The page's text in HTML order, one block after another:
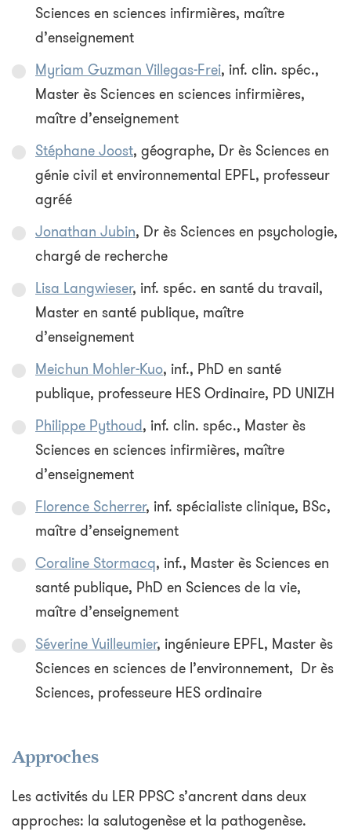
Sciences en sciences infirmières, maître
d’enseignement
Myriam Guzman Villegas-Frei, inf. clin. spéc.,
Master ès Sciences en sciences infirmières,
maître d’enseignement
Stéphane Joost, géographe, Dr ès Sciences en
génie civil et environnemental EPFL, professeur
agréé
Jonathan Jubin, Dr ès Sciences en psychologie,
chargé de recherche
Lisa Langwieser, inf. spéc. en santé du travail,
Master en santé publique, maître
d’enseignement
Meichun Mohler-Kuo, inf., PhD en santé
publique, professeure HES Ordinaire, PD UNIZH
Philippe Pythoud, inf. clin. spéc., Master ès
Sciences en sciences infirmières, maître
d’enseignement
Florence Scherrer, inf. spécialiste clinique, BSc,
maître d’enseignement
Coraline Stormacq, inf., Master ès Sciences en
santé publique, PhD en Sciences de la vie,
maître d’enseignement
Séverine Vuilleumier, ingénieure EPFL, Master ès
Sciences en sciences de l’environnement, Dr ès
Sciences, professeure HES ordinaire
Approches
Les activités du LER PPSC s’ancrent dans deux
approches: la salutogenèse et la pathogenèse.